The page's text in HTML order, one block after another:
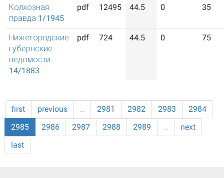
Колхозная
правда 1/1945
pdf 12495 44.5 0 35
Нижегородские
губернские
ведомости
14/1883
pdf 724 44.5 0 75
first previous … 2981 2982 2983
2984
2985
2986 2987 2988 2989 …
next
last